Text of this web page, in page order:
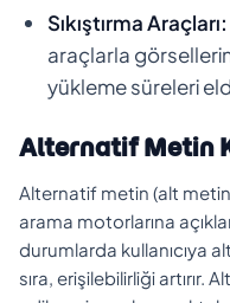
Sıkıştırma Araçları:
araçlarla
yükleme süreleri
Alternatif Metin
Alternatif metin (alt
arama motorlarına
durumlarda kullanıcıya
sıra, erişilebilirliği